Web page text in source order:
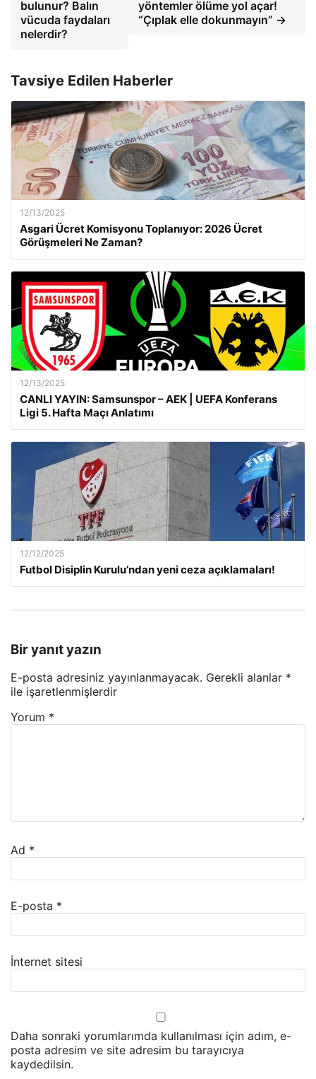
bulunur? Balın
vücuda faydaları
nelerdir?
yöntemler ölüme yol açar!
“Çıplak elle dokunmayın” →
Tavsiye Edilen Haberler
12/13/2025
Asgari Ücret Komisyonu Toplanıyor: 2026 Ücret
Görüşmeleri Ne Zaman?
12/13/2025
CANLI YAYIN: Samsunspor – AEK | UEFA Konferans
Ligi 5. Hafta Maçı Anlatımı
12/12/2025
Futbol Disiplin Kurulu’ndan yeni ceza açıklamaları!
Bir yanıt yazın
E-posta adresiniz yayınlanmayacak. Gerekli alanlar *
ile işaretlenmişlerdir
Yorum *
Ad *
E-posta *
İnternet sitesi
Daha sonraki yorumlarımda kullanılması için adım, e-
posta adresim ve site adresim bu tarayıcıya
kaydedilsin.